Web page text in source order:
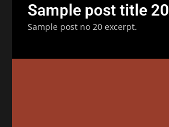
Sample post title 20
Sample post no 20 excerpt.